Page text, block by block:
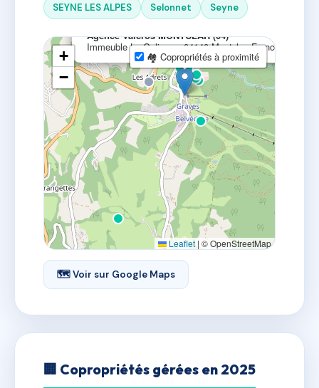
SEYNE LES ALPES
Selonnet Seyne
Agence Valcros MONTCLAR (04)
Immeuble Le Galisson, 04140 Montclar, France
+
−
🏘 Copropriétés à proximité
Leaflet | © OpenStreetMap
🗺 Voir sur Google Maps
🏢 Copropriétés gérées en 2025